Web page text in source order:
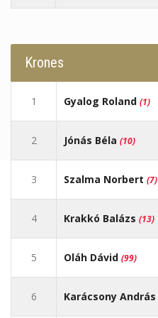
Krones
1 Gyalog Roland (1)
2 Jónás Béla (10)
3 Szalma Norbert (7)
4 Krakkó Balázs (13)
5 Oláh Dávid (99)
6 Karácsony András